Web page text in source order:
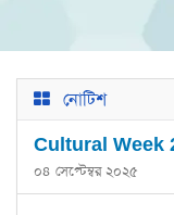
নোটিশ
Cultural Week
০৪ সেপ্টেম্বর ২০২৫